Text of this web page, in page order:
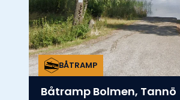
BÅTRAMP
Båtramp Bolmen, Tannö